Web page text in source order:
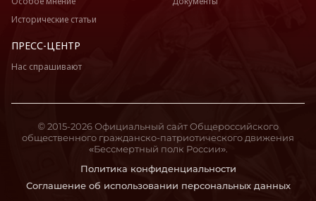
Исторические статьи
ПРЕСС-ЦЕНТР
Нас спрашивают
Политика конфиденциальности
Соглашение об использовании персональных данных
© 2015-2026 Официальный сайт Общероссийского
общественного гражданско-патриотического движения
«Бессмертный полк России».